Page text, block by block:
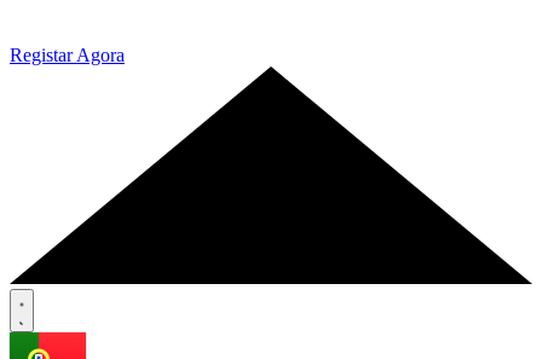
Registar Agora